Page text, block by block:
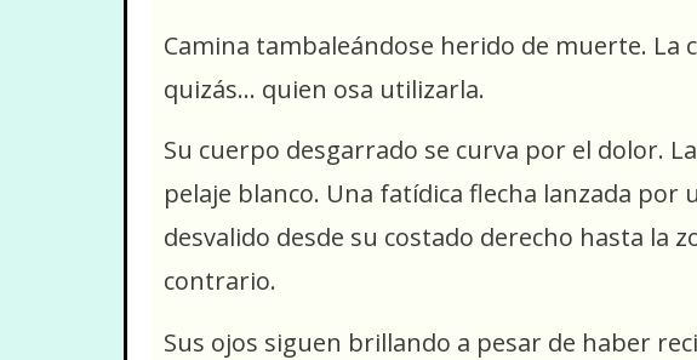
Camina tambaleándose herido de muerte. La
quizás… quien osa utilizarla.
Su cuerpo desgarrado se curva por el dolor.
pelaje blanco. Una fatídica flecha lanzada
desvalido desde su costado derecho hasta la
contrario.
Sus ojos siguen brillando a pesar de haber